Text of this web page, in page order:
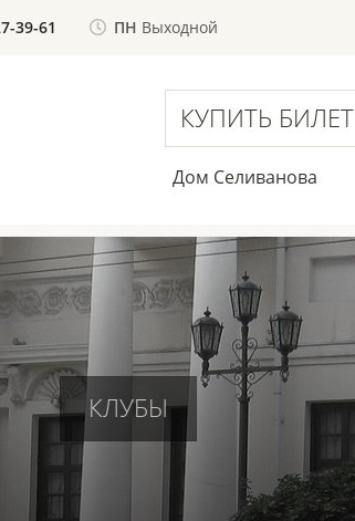
39-61 ПН Выходной
КУПИТЬ БИЛЕТ
Дом Селиванова
КЛУБЫ